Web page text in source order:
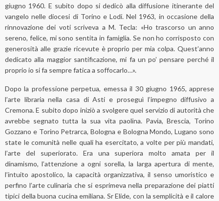
giugno 1960. E subito dopo si dedicò alla diffusione itinerante del
vangelo nelle diocesi di Torino e Lodi. Nel 1963, in occasione della
rinnovazione dei voti scriveva a M. Tecla: «Ho trascorso un anno
sereno, felice, mi sono sentita in famiglia. Se non ho corrisposto con
generosità alle grazie ricevute è proprio per mia colpa. Quest’anno
dedicato alla maggior santificazione, mi fa un po’ pensare perché il
proprio io si fa sempre fatica a soffocarlo…».
Dopo la professione perpetua, emessa il 30 giugno 1965, apprese
l’arte libraria nella casa di Asti e proseguì l’impegno diffusivo a
Cremona. E subito dopo iniziò a svolgere quel servizio di autorità che
avrebbe segnato tutta la sua vita paolina. Pavia, Brescia, Torino
Gozzano e Torino Petrarca, Bologna e Bologna Mondo, Lugano sono
state le comunità nelle quali ha esercitato, a volte per più mandati,
l’arte del superiorato. Era una superiora molto amata per il
dinamismo, l’attenzione a ogni sorella, la larga apertura di mente,
l’intuito apostolico, la capacità organizzativa, il senso umoristico e
perfino l’arte culinaria che si esprimeva nella preparazione dei piatti
tipici della buona cucina emiliana. Sr Elide, con la semplicità e il calore